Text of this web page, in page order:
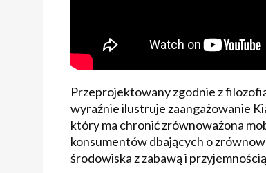
Przeprojektowany zgodnie z
wyraźnie ilustruje zaangażowanie
który ma chronić zrównoważona
konsumentów dbających o
środowiska z zabawą i